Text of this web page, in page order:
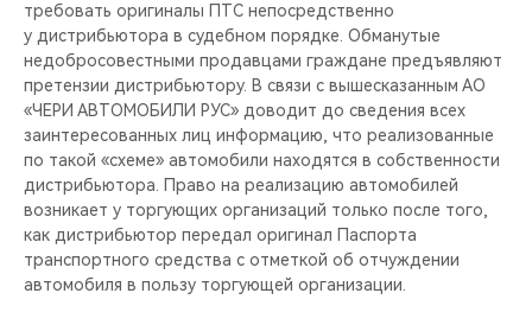
требовать оригиналы ПТС непосредственно
у дистрибьютора в судебном порядке. Обманутые
недобросовестными продавцами граждане предъявляют
претензии дистрибьютору. В связи с вышесказанным АО
«ЧЕРИ АВТОМОБИЛИ РУС» доводит до сведения всех
заинтересованных лиц информацию, что реализованные
по такой «схеме» автомобили находятся в собственности
дистрибьютора. Право на реализацию автомобилей
возникает у торгующих организаций только после того,
как дистрибьютор передал оригинал Паспорта
транспортного средства с отметкой об отчуждении
автомобиля в пользу торгующей организации.